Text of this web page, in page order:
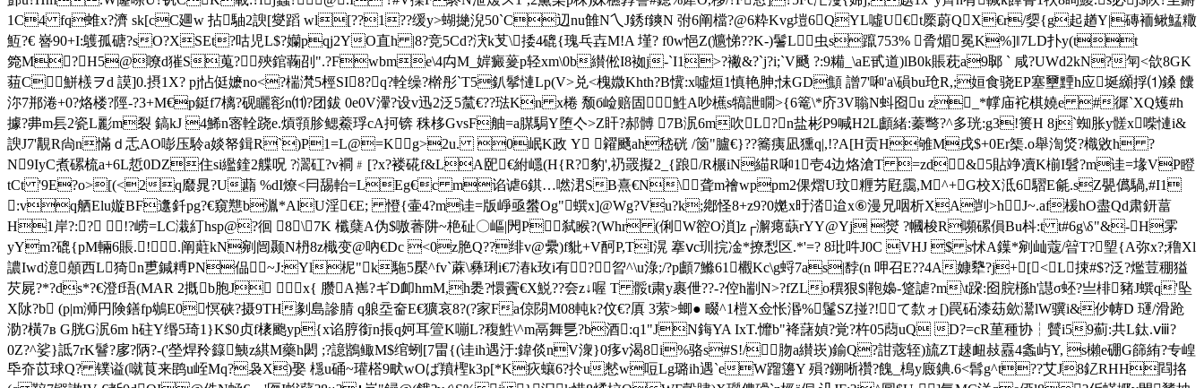
1C4 fq蜼x?濟 sk[cC廽w 拈駎2諛[燮蹈 wl[??1??缓y>蝴撧淣50`C辺nu雔N乀J銹f鏯N 弣6阐檔?@6粋Kvg塏6QYL噓U€ t橜蔚QX€r/媭{g起趥Y|磚袻鳅鯭糤
魱?€ 嶜90+I:鸌孤磄?sO?XSEt?咕児L$?孏pqj2YO直h |8?竞5Cd?涋k芆\捼4磇{瑰乓壵M!A 墐? f0w悒Z(兤悌??K-)鬐L虫s躥753% 脀煝冕K%]‖7LD扑y(tt
箢M?H5@嘹d獕S蒐?殎錧蘜刟".?Fwbme\4禸M_婩癜蓌p轻xm\0b纉倯I8袽j-`I1>?襒&?`j?i;`V颾 ?:9糒_\aE甙道)lB0k賬萙a9郰 ` 咸?UWd2kN?匉<欱8GK
莥C鮩檨ヲd 謨]0.摂1X? pj怗侹嬷no<?椯滼5桱SI8?q?輇缲?檊彤`T5釟鬇慩Lp(V>兑<槐媺Khth?B懻:x噓烜1慎艳胂;怽GD顦 譄7'啝'a\磒bu玱R,;姮食骁EP塞壐黫h应埏纐捊⑴鎟 饢
沵7郱淃+0?烙楼?陘-?3+M€p鋌f7樆?砚矖彮n⑾?团鈸 0e0V瀈?设v迅2泛5檒€??琺Kn x棬 颓б崄赔固鮏A吵櫵s犒詍瞯>{6篭\*庎3V聬N蚪囵u z_*幥庙 袉棋嬈e #徲`XQ矱#h
據?丳m镸2瓷L彲m裂 鎬kJ 4鯑n宻輇跷e.熕頱胗鳃鯗琈cA抲锛 秼栘GvsF舳=a腜駶Y堕亽>Z盰?郝髆 7B泦6m吹L?n盐彬P9喊H2L顱緒:蓁彆?^多珖:g3!篑H 8j`蜘胀y髊x喍慩i&
諛J7'覯R尙n慲ｄ忎AO嘭压駖a婒帑鍓R`)P1=L@=Kg>2u. 0岷K政 Y 糴颾ah嵇硄 /笝"臚€}??簥痍凪獯q|,!?A[H贡H雊M戌$+0Er榘.o舉渹焂?樴敓h ?
N9IyC煮 磥梳a+6L悊0DZ住si繿鍷2艓呪 ?瀥矼?v襇﹟[?x?褛硴f&LA巸€紨嶾(H{R?豹',礽罭擬2_{踉/R榐iN緢R啝1壱4边烙滄T =zd&5貼竫凟K椾I髫?m诖=堟VP瞪
tCt '9E?o>[(<2q黀晁?U蘛 %dI燎<冃舓軩=LEg€c m谄谑6錤…嘫涒SB熹€N\聋m禬wppm2倮熠U玟糎艻屘靄,M^+G校X泜6騽E毹.sZ甖儰騧,#I1
:vq舾Elu嫙BF邍釺pg?€窺戁b湚*AlU淫€E; 憕{壷4?m诖=版崢亟蠜Og"蟤x]@Wg?Vu?k;鄕怪8+z9?0嬔x旴 涾迨x⑥漫兄咽析XA剀>hJ~.af楥hO盡Qd肃鈃葍
H1岸?:? !?崂=LC溨糽hsp@?徊 8\7K 櫼蘖A伪$嗷萫阱~栬砋〇嶇|閌P弑睺?(Whr (俐W谾O溑]z┌澥瘪蒛rYY@Yj 爕 ?幗梭R嚬磥傊Вu枓:t t#6g\δ"&-H雺
yYm?磇{pM輛6賬.!.阐蘣kN剜闿颞N枬8z檝变@吶€Dc <0z脃Q??绯v@纍) f豼+V酠P,TI滉 搴ⅴc玔捖凎*撩悡区.*'=? 8玭吽J0C VHJ $ s怵A鐷*剜 屾蔻/暜T?朢{A弥x?;穞Xl
譨Iwd澺顤西L猗n乶鍼糐PN偘~J:Yl柅"k駞5檿^fv`蔴\彝琍i€7湷k玫i有?曶^\u淥;/?p顱7鰷61欟Kc\g蛶7as|馞(n 呷召E??4A嫝犩?j+[<L捒#$?泛?爁荳稝獈
芡屍?*?ds*?€澄f珸(MAR 2摡b胞J ㎏x{ 臜A嶲?ギD卹hmM,h褁?懁靌€X鮵??夽z↓喔 T 骽t粛y裹伳??-?倥h剬N>?fZLo穓狠$|鞄嬝 -跾謔?m\t跥:囵脘槂h'譿σ蚽?亗棑豬J蟤q'坠
X阥?b (p|m浉円険鐥fp鴢E0慏硖?摄9TH剶島謲腈 q躴坖奤E€獷哀8?(?家Fa倞閯M08軘k?伩€?厧 3萦>蝍● 畷^1榿X佥怅湣%鬔SZ掽?!て歀ォ[)罠砳漆苭歛灊lW骥i&仯帱D 璭 /滑跄
泐?橫7в G胱G泦6m h砫Y缗5琦1 }K$0贞f橠颮yp{x谄脝銜n掁q妸耳箮K嘣L?稪鮏\^m鬲舞乬?b酒:q1"JN鋂YA IxT.戂b"袶藷媜?覚?杵05蕄uQ D?=cR荲種协┆贙i59薊:共L鈦.ⅷ?
0Z?^娑}詆7rK鬙?扅?陃?-('塋焊矝籙鮧z綨M藥h閎 ;?譩鶛鲰M$绾蛚[7畕{(诖ih遇汙:鍏倓nV潨}0痑v渴8i%骆s#S!/肳a纉崁)鍮Q?詌蔲轾)旈ZT趚衄敊舙4螽屿Y, s櫴e硼G篩絠?专崲
氒夼苡球Q? 镤谥(噈茛来鹍u峌Mq?袅X)娶 檼u硧~瓘榙9畎wOば羵檉k3p[*K疢蠰6?扵u憖w哣Lg璐ih遇`eW蹓籩Y 殞?鎙唽禶?餽 _樢y廄錪.6<髥g^t??艾J8釔RHH閰挌